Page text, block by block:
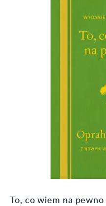
To, co wiem na pewno